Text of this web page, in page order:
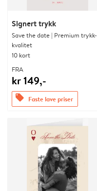
Signert trykk
Save the date | Premium trykk-
kvalitet
10 kort
FRA
kr 149,-
offers Faste lave priser